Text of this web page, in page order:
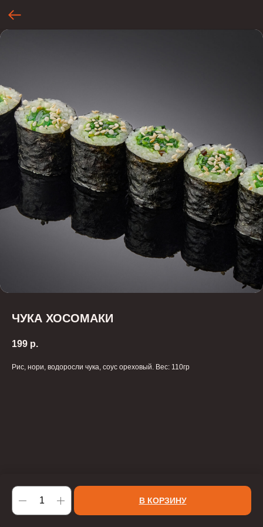
ЧУКА ХОСОМАКИ
199 р.
В КОРЗИНУ
Рис, нори, водоросли чука, соус ореховый. Вес: 110гр